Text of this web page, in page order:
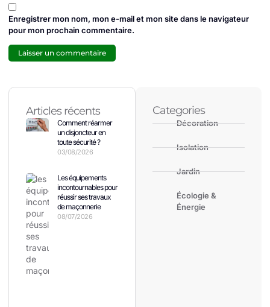
Enregistrer mon nom, mon e-mail et mon site dans le navigateur
pour mon prochain commentaire.
Articles récents
Comment réarmer
un disjoncteur en
toute sécurité ?
03/08/2026
Les équipements
incontournables pour
réussir ses travaux
de maçonnerie
08/07/2026
Categories
Décoration
Isolation
Jardin
Écologie &
Énergie